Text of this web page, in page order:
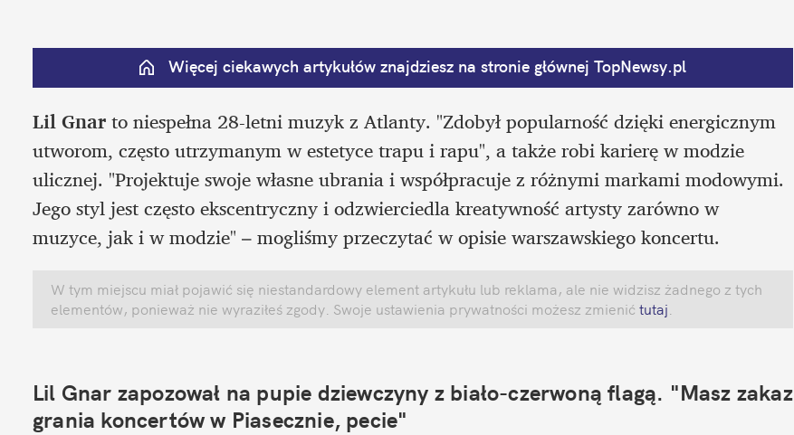
Więcej ciekawych artykułów znajdziesz na stronie głównej TopNewsy.pl
Lil Gnar to niespełna 28-letni muzyk z Atlanty. "Zdobył popularność dzięki energicznym
utworom, często utrzymanym w estetyce trapu i rapu", a także robi karierę w modzie
ulicznej. "Projektuje swoje własne ubrania i współpracuje z różnymi markami modowymi.
Jego styl jest często ekscentryczny i odzwierciedla kreatywność artysty zarówno w
muzyce, jak i w modzie" – mogliśmy przeczytać w opisie warszawskiego koncertu.
W tym miejscu miał pojawić się niestandardowy element artykułu lub reklama, ale nie widzisz żadnego z tych
elementów, ponieważ nie wyraziłeś zgody. Swoje ustawienia prywatności możesz zmienić tutaj.
Lil Gnar zapozował na pupie dziewczyny z biało-czerwoną flagą. "Masz zakaz
grania koncertów w Piasecznie, pecie"